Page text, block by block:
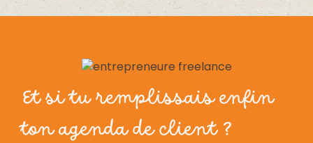
Et si tu remplissais enfin
ton agenda de client ?